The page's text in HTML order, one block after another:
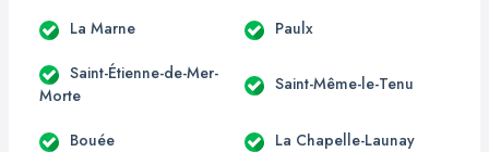
La Marne Paulx
Saint-Étienne-de-Mer-
Morte
Saint-Même-le-Tenu
Bouée La Chapelle-Launay